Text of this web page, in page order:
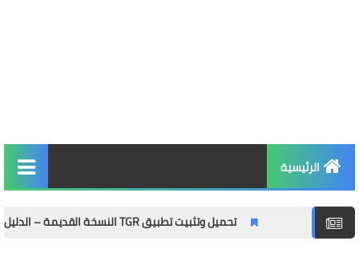
الرئيسية
تحميل وتثبيت تطبيق TGR النسخة القديمة – الدليل الشامل مع المميزات وطريقة التثبيت خطوة بخطوة